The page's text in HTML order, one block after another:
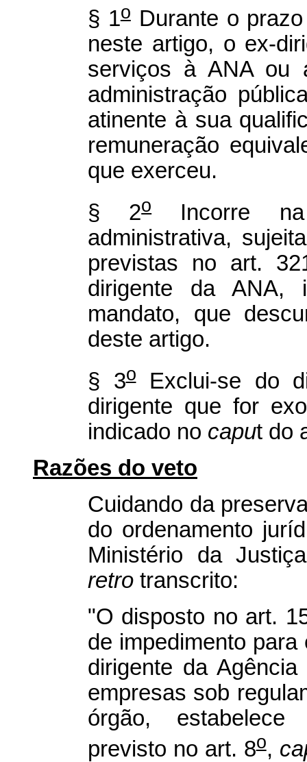
§ 1oDurante o prazo
neste artigo, o ex-
serviços à ANA ou
administração
atinente à sua
remuneração
que exerceu.
§ 2oIncorre na
administrativa,
previstas no art.
dirigente da ANA,
mandato, que
deste artigo.
§ 3oExclui-se do
dirigente que for
indicado no caput do
Razões do veto
Cuidando da
do ordenamento
Ministério da
retro transcrito:
"O disposto no art.
de impedimento
dirigente da
empresas sob
órgão,
previsto no art. 8o,